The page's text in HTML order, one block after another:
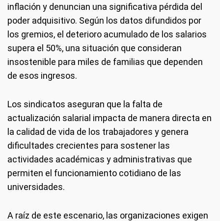
inflación y denuncian una significativa pérdida del
poder adquisitivo. Según los datos difundidos por
los gremios, el deterioro acumulado de los salarios
supera el 50%, una situación que consideran
insostenible para miles de familias que dependen
de esos ingresos.
Los sindicatos aseguran que la falta de
actualización salarial impacta de manera directa en
la calidad de vida de los trabajadores y genera
dificultades crecientes para sostener las
actividades académicas y administrativas que
permiten el funcionamiento cotidiano de las
universidades.
A raíz de este escenario, las organizaciones exigen